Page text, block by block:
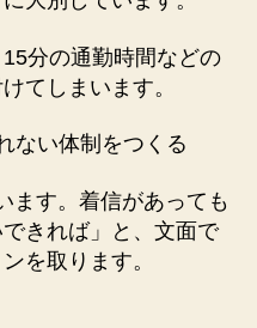
15分の通勤時間などの
てしまいます。
ない体制をつくる
ます。着信があっても
できれば」と、文面で
を取ります。